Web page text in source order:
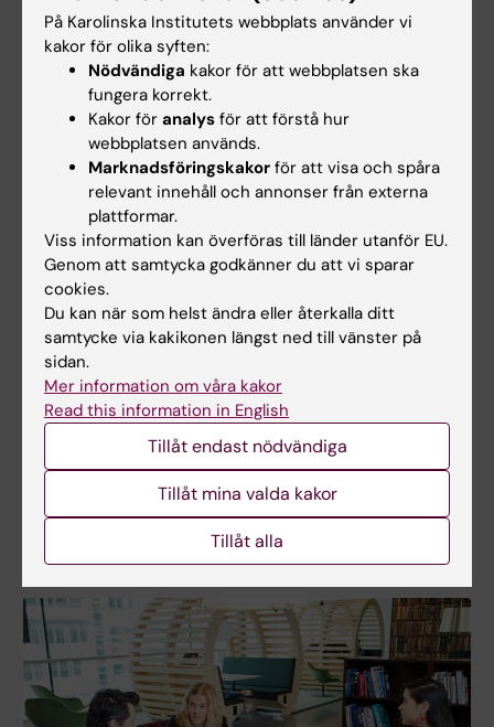
Lärplattformen
Canvas
Logga in i Canvas
Lär dig använda
Canvas i Canvas
studentguide
För dig som är
röntgensjuk­
sköterske­
programmet
På röntgensjuk­
sköterske­
programwebb hittar
du allt som du
behöver veta som
student på
sköterske­
På Karolinska Institutets webbplats använder vi
kakor för olika syften:
Nödvändiga kakor för att webbplatsen ska
fungera korrekt.
Kakor för analys för att förstå hur
webbplatsen används.
Marknadsföringskakor för att visa och spåra
relevant innehåll och annonser från externa
plattformar.
Viss information kan överföras till länder utanför EU.
Genom att samtycka godkänner du att vi sparar
cookies.
Du kan när som helst ändra eller återkalla ditt
samtycke via kakikonen längst ned till vänster på
sidan.
Mer information om våra kakor
Read this information in English
Tillåt endast nödvändiga
Tillåt mina valda kakor
Tillåt alla